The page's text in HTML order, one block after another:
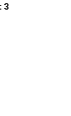
3